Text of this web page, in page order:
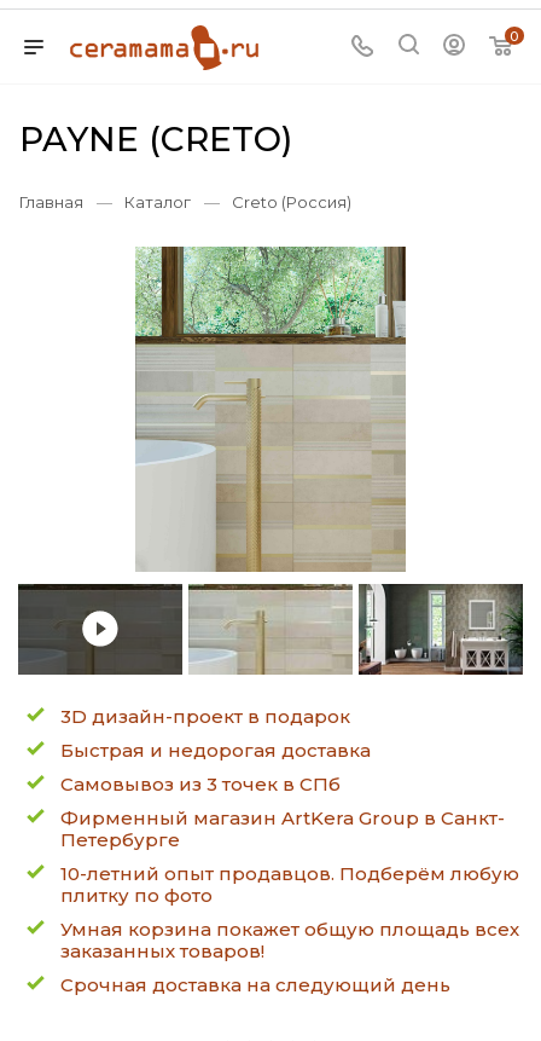
0
PAYNE (CRETO)
Главная — Каталог — Creto (Россия)
3D дизайн-проект в подарок
Быстрая и недорогая доставка
Самовывоз из 3 точек в СПб
Фирменный магазин ArtKera Group в Санкт-
Петербурге
10-летний опыт продавцов. Подберём любую
плитку по фото
Умная корзина покажет общую площадь всех
заказанных товаров!
Срочная доставка на следующий день